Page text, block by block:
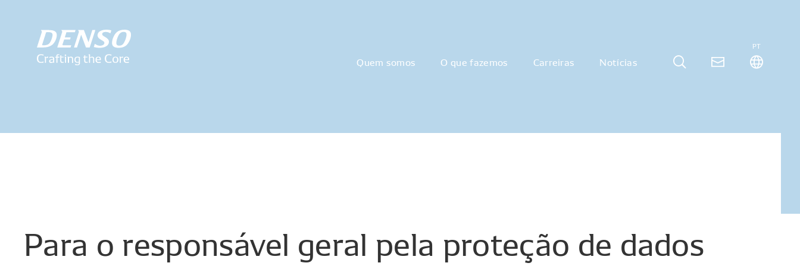
Quem somos O que fazemos Carreiras Notícias
PT
Para o responsável geral pela proteção de dados